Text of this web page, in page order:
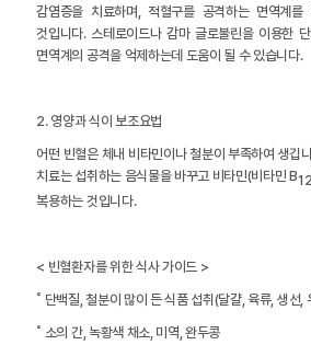
감염증을 치료하며, 적혈구를 공격하는 면역계
것입니다. 스테로이드나 감마 글로불린을 이용한
면역계의 공격을 억제하는데 도움이 될 수 있습니다.
2. 영양과 식이 보조요법
어떤 빈혈은 체내 비타민이나 철분이 부족하여 생깁
치료는 섭취하는 음식물을 바꾸고 비타민(비타민 B
복용하는 것입니다.
< 빈혈환자를 위한 식사 가이드 >
˚ 단백질, 철분이 많이 든 식품 섭취(달걀, 육류, 생선,
˚ 소의 간, 녹황색 채소, 미역, 완두콩